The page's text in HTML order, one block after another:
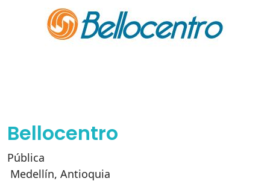
Bellocentro
Pública
Medellín, Antioquia